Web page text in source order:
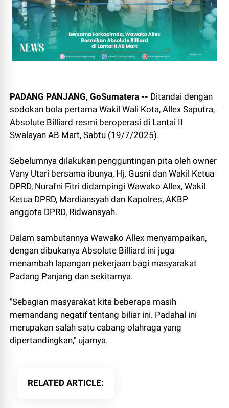
PADANG PANJANG, GoSumatera -- Ditandai dengan
sodokan bola pertama Wakil Wali Kota, Allex Saputra,
Absolute Billiard resmi beroperasi di Lantai II
Swalayan AB Mart, Sabtu (19/7/2025).
Sebelumnya dilakukan pengguntingan pita oleh owner
Vany Utari bersama ibunya, Hj. Gusni dan Wakil Ketua
DPRD, Nurafni Fitri didampingi Wawako Allex, Wakil
Ketua DPRD, Mardiansyah dan Kapolres, AKBP
anggota DPRD, Ridwansyah.
Dalam sambutannya Wawako Allex menyampaikan,
dengan dibukanya Absolute Billiard ini juga
menambah lapangan pekerjaan bagi masyarakat
Padang Panjang dan sekitarnya.
"Sebagian masyarakat kita beberapa masih
memandang negatif tentang biliar ini. Padahal ini
merupakan salah satu cabang olahraga yang
dipertandingkan," ujarnya.
RELATED ARTICLE